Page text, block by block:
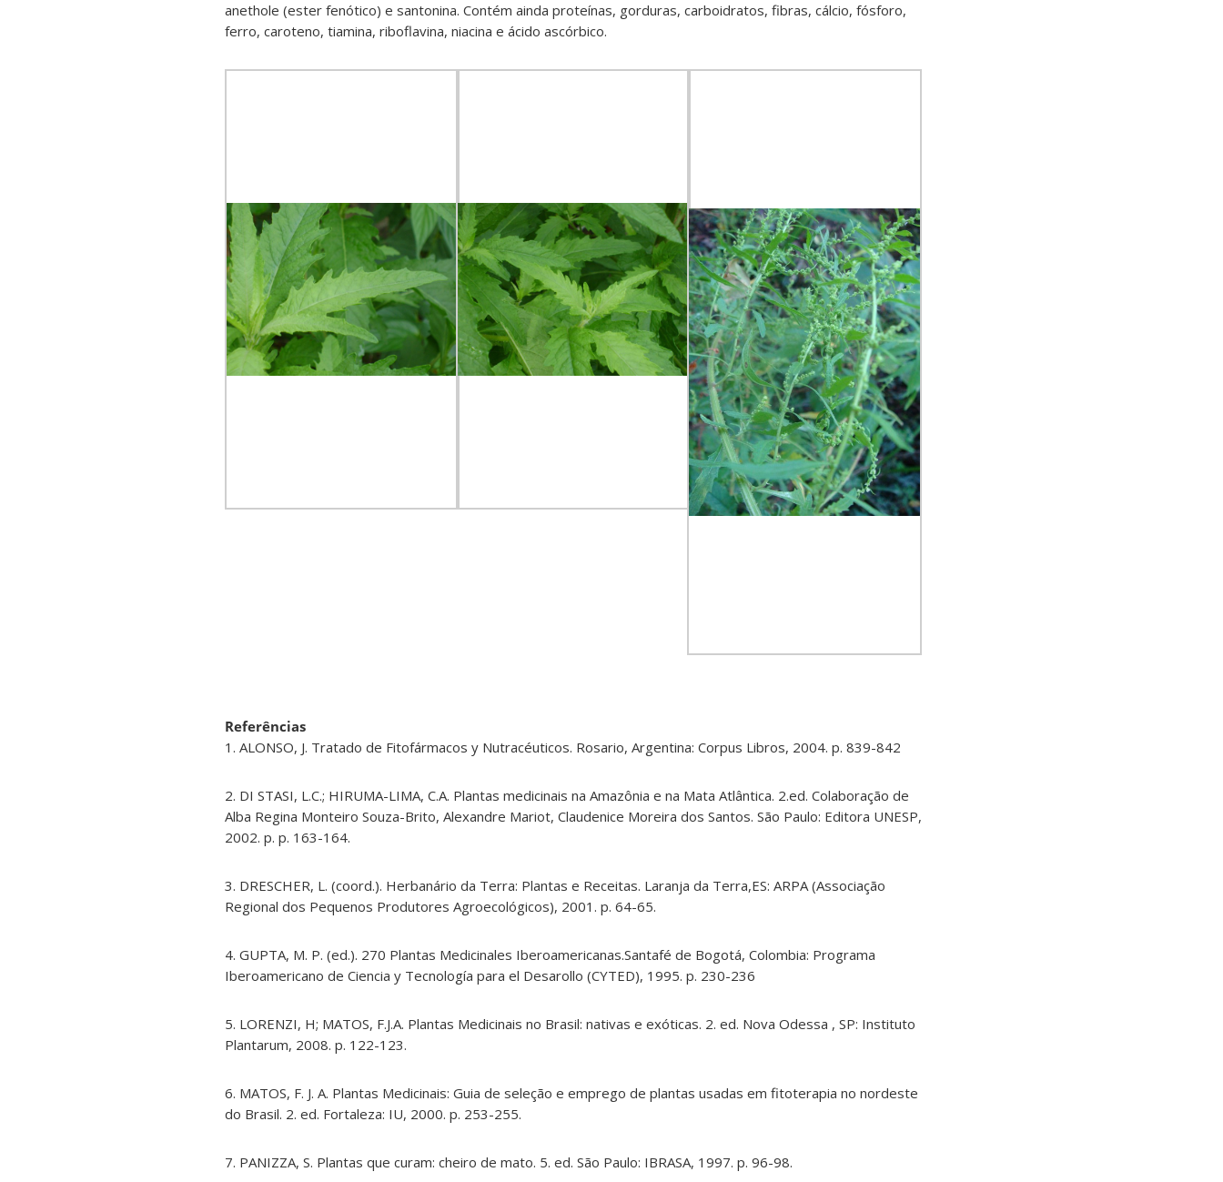
anethole (ester fenótico) e santonina. Contém ainda proteínas, gorduras, carboidratos, fibras, cálcio, fósforo,
ferro, caroteno, tiamina, riboflavina, niacina e ácido ascórbico.
Referências
1. ALONSO, J. Tratado de Fitofármacos y Nutracéuticos. Rosario, Argentina: Corpus Libros, 2004. p. 839-842
2. DI STASI, L.C.; HIRUMA-LIMA, C.A. Plantas medicinais na Amazônia e na Mata Atlântica. 2.ed. Colaboração de
Alba Regina Monteiro Souza-Brito, Alexandre Mariot, Claudenice Moreira dos Santos. São Paulo: Editora UNESP,
2002. p. p. 163-164.
3. DRESCHER, L. (coord.). Herbanário da Terra: Plantas e Receitas. Laranja da Terra,ES: ARPA (Associação
Regional dos Pequenos Produtores Agroecológicos), 2001. p. 64-65.
4. GUPTA, M. P. (ed.). 270 Plantas Medicinales Iberoamericanas.Santafé de Bogotá, Colombia: Programa
Iberoamericano de Ciencia y Tecnología para el Desarollo (CYTED), 1995. p. 230-236
5. LORENZI, H; MATOS, F.J.A. Plantas Medicinais no Brasil: nativas e exóticas. 2. ed. Nova Odessa , SP: Instituto
Plantarum, 2008. p. 122-123.
6. MATOS, F. J. A. Plantas Medicinais: Guia de seleção e emprego de plantas usadas em fitoterapia no nordeste
do Brasil. 2. ed. Fortaleza: IU, 2000. p. 253-255.
7. PANIZZA, S. Plantas que curam: cheiro de mato. 5. ed. São Paulo: IBRASA, 1997. p. 96-98.